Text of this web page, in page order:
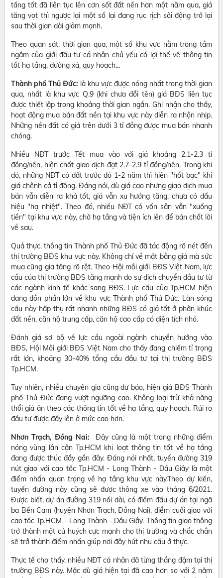
tầng tốt đã liên tục lên cơn sốt đất nền hơn một năm qua, giá
tăng vọt thì ngược lại một số lại đang rục rịch sôi động trở lại
sau thời gian dài giảm mạnh.
Theo quan sát, thời gian qua, một số khu vực nằm trong tầm
ngắm của giới đầu tư cá nhân chủ yếu có lợi thế về thông tin
tốt hạ tầng, đường xá, quy hoạch...
Thành phố Thủ Đức: là khu vực được nóng nhất trong thời gian
qua, nhất là khu vực Q.9 (khi chưa đổi tên) giá BĐS liên tục
được thiết lập trong khoảng thời gian ngắn. Ghi nhận cho thấy,
hoạt động mua bán đất nền tại khu vực này diễn ra nhộn nhịp.
Những nền đất có giá trên dưới 3 tỉ đồng được mua bán nhanh
chóng.
Nhiều NĐT trước Tết mua vào với giá khoảng 2.1-2.3 tỉ
đồng/nền, hiện chốt giao dịch đạt 2.7-2.9 tỉ đồng/nền. Trong khi
đó, những NĐT có đất trước đó 1-2 năm thì hiện "hốt bạc" khi
giá chênh cả tỉ đồng. Đáng nói, dù giá cao nhưng giao dịch mua
bán vẫn diễn ra khá tốt, giá vẫn xu hướng tăng, chưa có dấu
hiệu "hạ nhiệt". Theo đó, nhiều NĐT có vốn sẵn vẫn "xuống
tiền" tại khu vực này, chờ hạ tầng và tiện ích lên để bán chốt lời
về sau.
Quả thực, thông tin Thành phố Thủ Đức đã tác động rõ nét đến
thị trường BĐS khu vực này. Không chỉ về mặt bằng giá mà sức
mua cũng gia tăng rõ rệt. Theo Hội môi giới BĐS Việt Nam, lực
cầu của thị trường BĐS tăng mạnh do sự dịch chuyển đầu tư từ
các ngành kinh tế khác sang BĐS. Lực cầu của Tp.HCM hiện
đang dồn phần lớn về khu vực Thành phố Thủ Đức. Làn sóng
cầu này hấp thụ rất nhanh những BĐS có giá tốt ở phân khúc
đất nền, căn hộ trung cấp, căn hộ cao cấp có diện tích nhỏ.
Đánh giá sơ bộ về lực cầu ngoài ngành chuyển hướng vào
BĐS, Hội Môi giới BĐS Việt Nam cho thấy đang chiếm tỉ trọng
rất lớn, khoảng 30-40% tổng cầu đầu tư tại thị trường BĐS
Tp.HCM.
Tuy nhiên, nhiều chuyên gia cũng dự báo, hiện giá BĐS Thành
phố Thủ Đức đang vượt ngưỡng cao. Không loại trừ khả năng
thổi giá ăn theo các thông tin tốt về hạ tầng, quy hoạch. Rủi ro
đầu tư được đẩy lên ở mức cao hơn.
Nhơn Trạch, Đồng Nai:
Đây cũng là một trong những điểm
nóng vùng lân cận Tp.HCM khi loạt thông tin tốt về hạ tầng
đang được thúc đẩy gần đây. Đáng nói nhất, tuyến đường 319
nút giao với cao tốc Tp.HCM - Long Thành - Dầu Giây là một
điểm nhấn quan trọng về hạ tầng khu vực này.Theo dự kiến,
tuyến đường này cũng sẽ được thông xe vào tháng 6/2021.
Được biết, dự án đường 319 nối dài, có điểm đầu dự án tại ngã
ba Bến Cam (huyện Nhơn Trạch, Đồng Nai), điểm cuối giao với
cao tốc Tp.HCM - Long Thành - Dầu Giây. Thông tin giao thông
trở thành một cú huých cực mạnh cho thị trường và chắc chắn
sẽ trở thành điểm nhấn giúp nơi đây hút nhu cầu ở thực.
Thực tế cho thấy, nhiều NĐT cá nhân đã từng thắng đậm tại thị
trường BĐS này. Mặc dù giá hiện tại đã cao hơn so với 2 năm